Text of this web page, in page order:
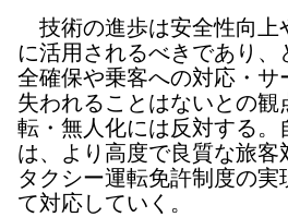
技術の進歩は安全性向上
に活用されるべきであり
全確保や乗客への対応・
失われることはないとの
転・無人化には反対する
は、より高度で良質な旅
タクシー運転免許制度の
て対応していく。